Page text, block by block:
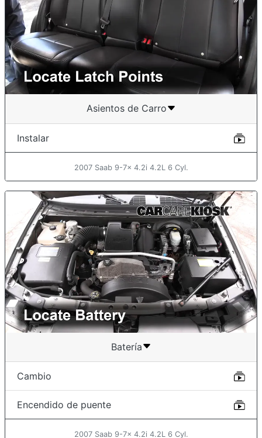
Asientos de Carro
Instalar
2007 Saab 9-7x 4.2i 4.2L 6 Cyl.
Batería
Cambio
Encendido de puente
2007 Saab 9-7x 4.2i 4.2L 6 Cyl.